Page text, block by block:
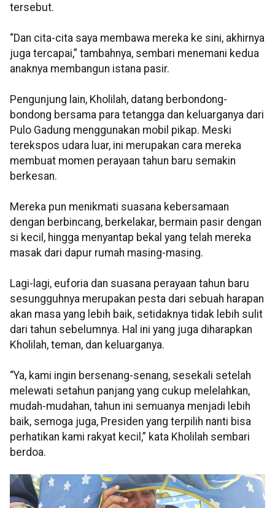
tersebut.
“Dan cita-cita saya membawa mereka ke sini, akhirnya
juga tercapai,” tambahnya, sembari menemani kedua
anaknya membangun istana pasir.
Pengunjung lain, Kholilah, datang berbondong-
bondong bersama para tetangga dan keluarganya dari
Pulo Gadung menggunakan mobil pikap. Meski
terekspos udara luar, ini merupakan cara mereka
membuat momen perayaan tahun baru semakin
berkesan.
Mereka pun menikmati suasana kebersamaan
dengan berbincang, berkelakar, bermain pasir dengan
si kecil, hingga menyantap bekal yang telah mereka
masak dari dapur rumah masing-masing.
Lagi-lagi, euforia dan suasana perayaan tahun baru
sesungguhnya merupakan pesta dari sebuah harapan
akan masa yang lebih baik, setidaknya tidak lebih sulit
dari tahun sebelumnya. Hal ini yang juga diharapkan
Kholilah, teman, dan keluarganya.
“Ya, kami ingin bersenang-senang, sesekali setelah
melewati setahun panjang yang cukup melelahkan,
mudah-mudahan, tahun ini semuanya menjadi lebih
baik, semoga juga, Presiden yang terpilih nanti bisa
perhatikan kami rakyat kecil,” kata Kholilah sembari
berdoa.